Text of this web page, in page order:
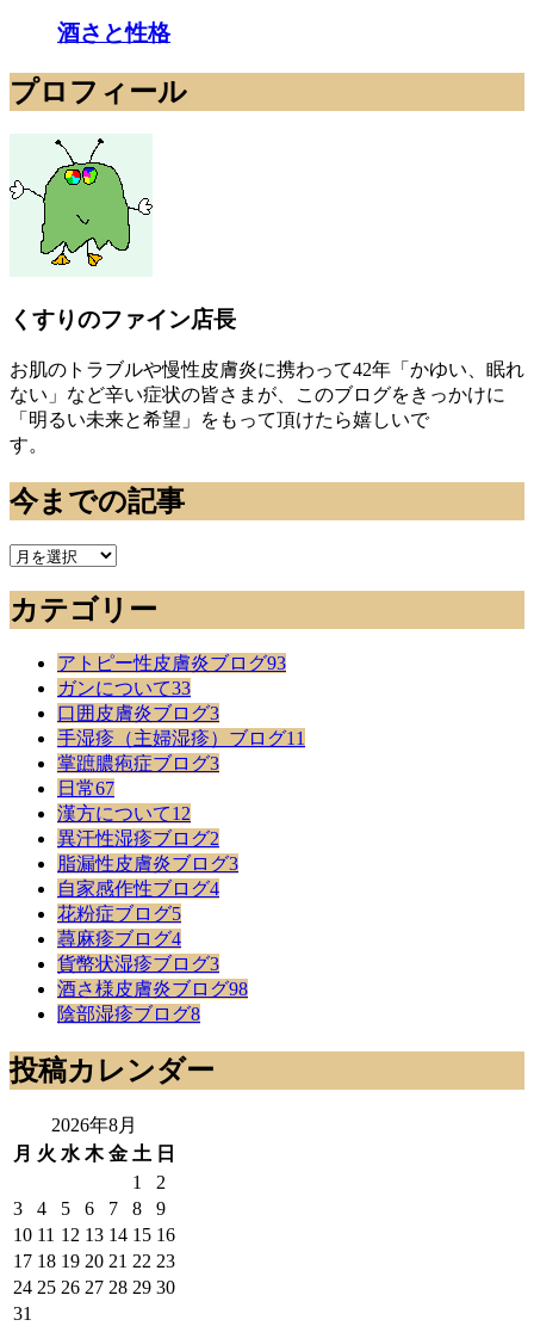
酒さと性格
プロフィール
くすりのファイン店長
お肌のトラブルや慢性皮膚炎に携わって42年「かゆい、眠れ
ない」など辛い症状の皆さまが、このブログをきっかけに
「明るい未来と希望」をもって頂けたら嬉しいで
す。
今までの記事
今
で
の
カテゴリー
アトピー性皮膚炎ブログ93
ガンについて33
口囲皮膚炎ブログ3
手湿疹（主婦湿疹）ブログ11
掌蹠膿疱症ブログ3
日常67
漢方について12
異汗性湿疹ブログ2
脂漏性皮膚炎ブログ3
自家感作性ブログ4
花粉症ブログ5
蕁麻疹ブログ4
貨幣状湿疹ブログ3
酒さ様皮膚炎ブログ98
陰部湿疹ブログ8
投稿カレンダー
2026年8月
月 火 水 木 金 土 日
1
2
3
4 5 6 7 8
9
10 11 12 13 14 15 16
17 18 19 20 21 22 23
24 25 26 27 28 29 30
31